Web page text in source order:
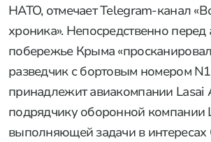
НАТО, отмечает Telegram-канал
хроника». Непосредственно
побережье Крыма
разведчик с бортовым номером
принадлежит авиакомпании Lasai
подрядчику оборонной компании
выполняющей задачи в